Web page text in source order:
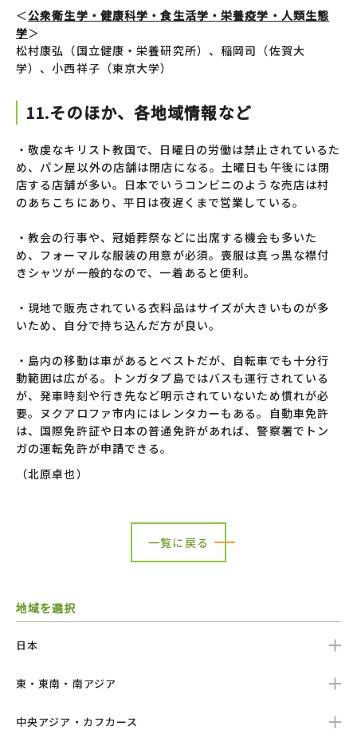
＜公衆衛生学・健康科学・食生活学・栄養疫学・人類生態
学＞
松村康弘（国立健康・栄養研究所）、稲岡司（佐賀大
学）、小西祥子（東京大学）
11.そのほか、各地域情報など
・敬虔なキリスト教国で、日曜日の労働は禁止されているた
め、パン屋以外の店舗は閉店になる。土曜日も午後には閉
店する店舗が多い。日本でいうコンビニのような売店は村
のあちこちにあり、平日は夜遅くまで営業している。
・教会の行事や、冠婚葬祭などに出席する機会も多いた
め、フォーマルな服装の用意が必須。喪服は真っ黒な襟付
きシャツが一般的なので、一着あると便利。
・現地で販売されている衣料品はサイズが大きいものが多
いため、自分で持ち込んだ方が良い。
・島内の移動は車があるとベストだが、自転車でも十分行
動範囲は広がる。トンガタプ島ではバスも運行されている
が、発車時刻や行き先など明示されていないため慣れが必
要。ヌクアロファ市内にはレンタカーもある。自動車免許
は、国際免許証や日本の普通免許があれば、警察署でトン
ガの運転免許が申請できる。
（北原卓也）
一覧に戻る
地域を選択
日本
東・東南・南アジア
中央アジア・カフカース